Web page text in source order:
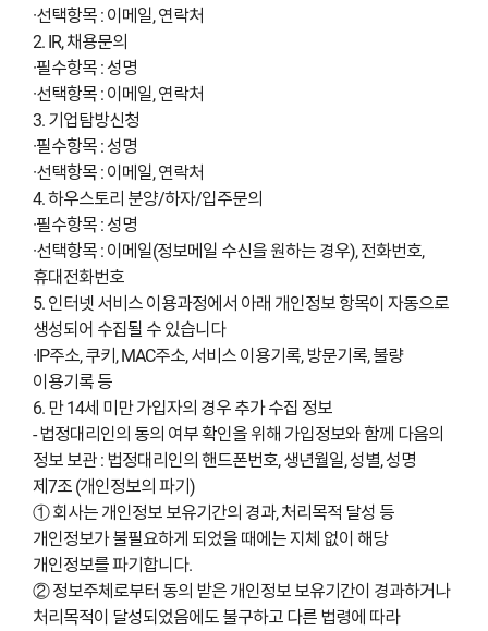
·선택항목 : 이메일, 연락처
2. IR, 채용문의
·필수항목 : 성명
·선택항목 : 이메일, 연락처
3. 기업탐방신청
·필수항목 : 성명
·선택항목 : 이메일, 연락처
4. 하우스토리 분양/하자/입주문의
·필수항목 : 성명
·선택항목 : 이메일(정보메일 수신을 원하는 경우), 전화번호,
휴대전화번호
5. 인터넷 서비스 이용과정에서 아래 개인정보 항목이 자동으로
생성되어 수집될 수 있습니다
·IP주소, 쿠키, MAC주소, 서비스 이용기록, 방문기록, 불량
이용기록 등
6. 만 14세 미만 가입자의 경우 추가 수집 정보
- 법정대리인의 동의 여부 확인을 위해 가입정보와 함께 다음의
정보 보관 : 법정대리인의 핸드폰번호, 생년월일, 성별, 성명
제7조 (개인정보의 파기)
① 회사는 개인정보 보유기간의 경과, 처리목적 달성 등
개인정보가 불필요하게 되었을 때에는 지체 없이 해당
개인정보를 파기합니다.
② 정보주체로부터 동의 받은 개인정보 보유기간이 경과하거나
처리목적이 달성되었음에도 불구하고 다른 법령에 따라